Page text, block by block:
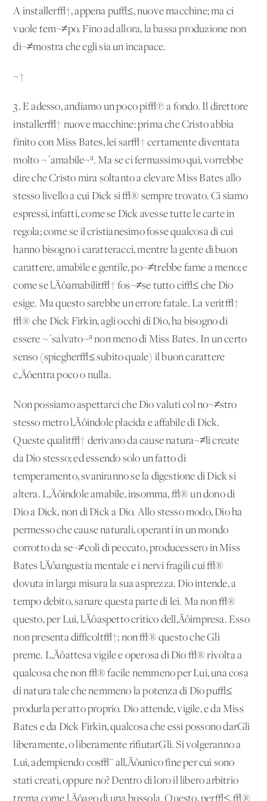
A installer√†, appena pu√≤, nuove macchine; ma ci
vuole tem¬≠po. Fino ad allora, la bassa produzione non
di¬≠mostra che egli sia un incapace.
¬†
3. E adesso, andiamo un poco pi√π a fondo. Il direttore
installer√† nuove macchine: prima che Cristo abbia
finito con Miss Bates, lei sar√† certamente diventata
molto ¬´amabile¬ª. Ma se ci fermassimo qui, vorrebbe
dire che Cristo mira soltanto a elevare Miss Bates allo
stesso livello a cui Dick si √® sempre trovato. Ci siamo
espressi, infatti, come se Dick avesse tutte le carte in
regola; come se il cristianesimo fosse qualcosa di cui
hanno bisogno i caratteracci, mentre la gente di buon
carattere, amabile e gentile, po¬≠trebbe farne a meno; e
come se l‚Äôamabilit√† fos¬≠se tutto ci√≤ che Dio
esige. Ma questo sarebbe un errore fatale. La verit√†
√® che Dick Firkin, agli occhi di Dio, ha bisogno di
essere ¬´salvato¬ª non meno di Miss Bates. In un certo
senso (spiegher√≤ subito quale) il buon carattere
c‚Äôentra poco o nulla.
Non possiamo aspettarci che Dio valuti col no¬≠stro
stesso metro l‚Äôindole placida e affabile di Dick.
Queste qualit√† derivano da cause natura¬≠li create
da Dio stesso; ed essendo solo un fatto di
temperamento, svaniranno se la digestione di Dick si
altera. L‚Äôindole amabile, insomma, √® un dono di
Dio a Dick, non di Dick a Dio. Allo stesso modo, Dio ha
permesso che cause naturali, operanti in un mondo
corrotto da se¬≠coli di peccato, producessero in Miss
Bates l‚Äôangustia mentale e i nervi fragili cui √®
dovuta in larga misura la sua asprezza. Dio intende, a
tempo debito, sanare questa parte di lei. Ma non √®
questo, per Lui, l‚Äôaspetto critico dell‚Äôimpresa. Esso
non presenta difficolt√†; non √® questo che Gli
preme. L‚Äôattesa vigile e operosa di Dio √® rivolta a
qualcosa che non √® facile nemmeno per Lui, una cosa
di natura tale che nemmeno la potenza di Dio pu√≤
produrla per atto proprio. Dio attende, vigile, e da Miss
Bates e da Dick Firkin, qualcosa che essi possono darGli
liberamente, o liberamente rifiutarGli. Si volgeranno a
Lui, adempiendo cos√¨ all‚Äôunico fine per cui sono
stati creati, oppure no? Dentro di loro il libero arbitrio
trema come l‚Äôago di una bussola. Questo, per√≤, √®